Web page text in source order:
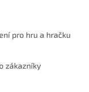
pro hru a hračku
zákazníky